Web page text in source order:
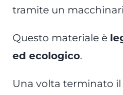
tramite un
Questo materiale è
ed ecologico.
Una volta terminato il